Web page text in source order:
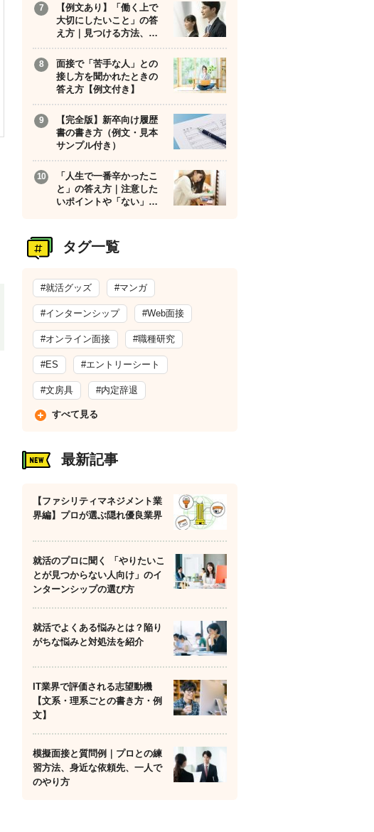
【例文あり】「働く上で
大切にしたいこと」の答
え方｜見つける方法、…
面接で「苦手な人」との
接し方を聞かれたときの
答え方【例文付き】
【完全版】新卒向け履歴
書の書き方（例文・見本
サンプル付き）
「人生で一番辛かったこ
と」の答え方｜注意した
いポイントや「ない」…
タグ一覧
#就活グッズ #マンガ
#インターンシップ #Web面接
#オンライン面接 #職種研究
#ES #エントリーシート
#文房具 #内定辞退
すべて見る
最新記事
【ファシリティマネジメント業
界編】プロが選ぶ隠れ優良業界
就活のプロに聞く 「やりたいこ
とが見つからない人向け」のイ
ンターンシップの選び方
就活でよくある悩みとは？陥り
がちな悩みと対処法を紹介
IT業界で評価される志望動機
【文系・理系ごとの書き方・例
文】
模擬面接と質問例｜プロとの練
習方法、身近な依頼先、一人で
のやり方